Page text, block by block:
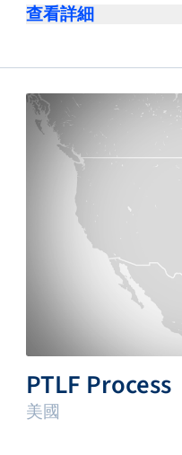
查看詳細
PTLF Process
美國